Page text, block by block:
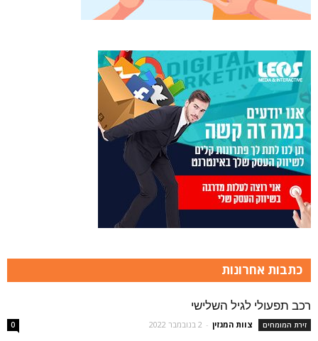
כתבות אחרונות
רכב תפעולי לגיל השלישי
זירת המומחים צוות המגזין - 2 בנובמבר 2022 0